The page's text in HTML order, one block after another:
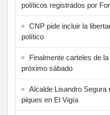
políticos registrados por
CNP pide incluir la
político
Finalmente carteles de
próximo sábado
Alcalde Lisandro
piques en El Vigía